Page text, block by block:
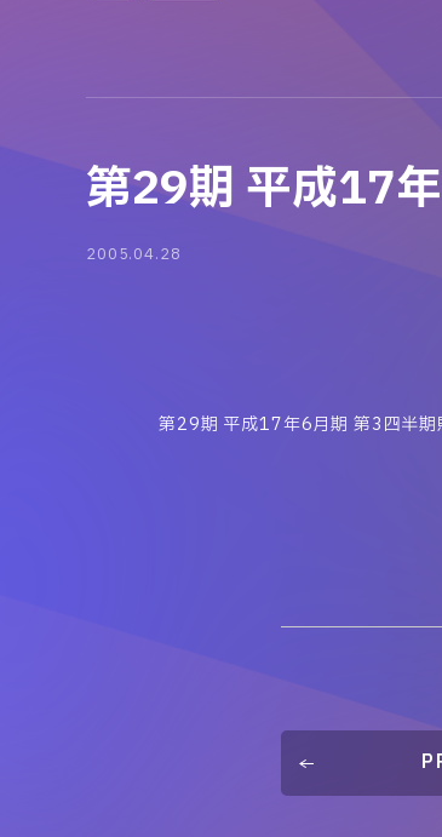
第29期 平成17
2005.04.28
第29期 平成17年6月期 第3四半期